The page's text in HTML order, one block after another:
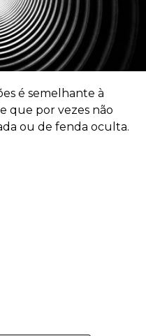
é semelhante à
que por vezes não
ou de fenda oculta.